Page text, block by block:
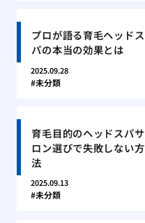
プロが語る育毛ヘッドス
パの本当の効果とは
2025.09.28
未分類
育毛目的のヘッドスパサ
ロン選びで失敗しない方
法
2025.09.13
未分類